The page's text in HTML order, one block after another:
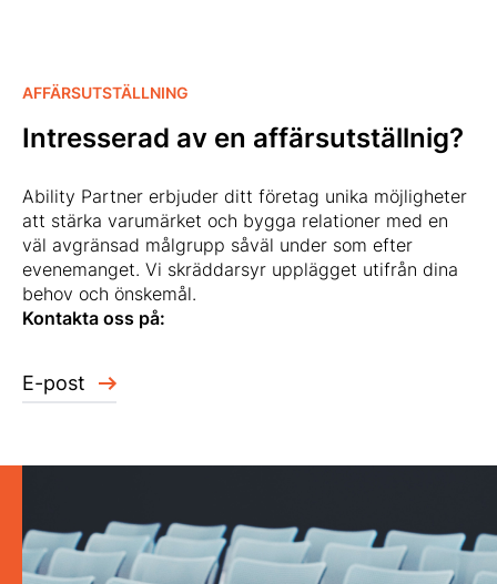
AFFÄRSUTSTÄLLNING
Intresserad av en affärsutställnig?
Ability Partner erbjuder ditt företag unika möjligheter
att stärka varumärket och bygga relationer med en
väl avgränsad målgrupp såväl under som efter
evenemanget. Vi skräddarsyr upplägget utifrån dina
behov och önskemål.
Kontakta oss på:
E-post